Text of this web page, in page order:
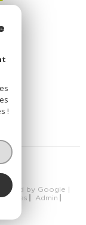
by Google |
Admin
!